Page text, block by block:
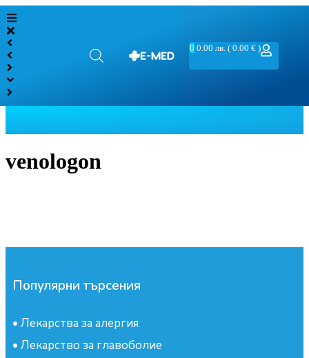
0 0.00лв. ( 0.00 € )
venologon
Популярни търсения
• Лекарства за алергия
• Лекарство за главоболие